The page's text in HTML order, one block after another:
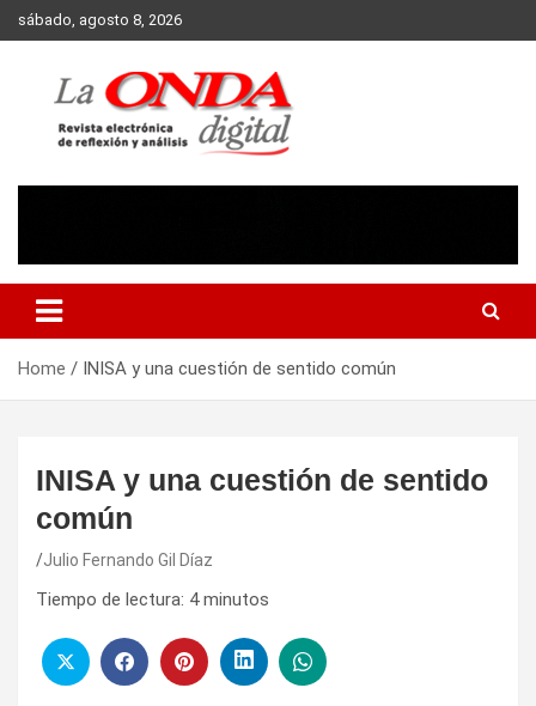
Skip
to
sábado, agosto 8, 2026
Home INISA y una cuestión de sentido común
INISA y una cuestión de sentido
común
Julio Fernando Gil Díaz
Tiempo de lectura: 4 minutos